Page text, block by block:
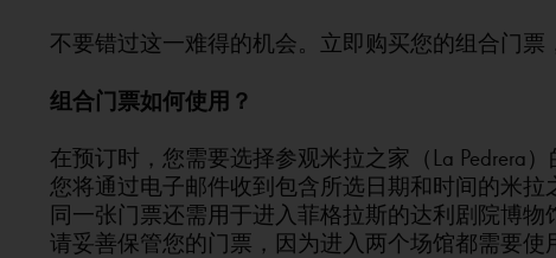
不要错过这一难得的机会。立即购买您的组合门票
组合门票如何使用？
在预订时，您需要选择参观米拉之家（La Pedrera）
您将通过电子邮件收到包含所选日期和时间的米拉
同一张门票还需用于进入菲格拉斯的达利剧院博物
请妥善保管您的门票，因为进入两个场馆都需要使